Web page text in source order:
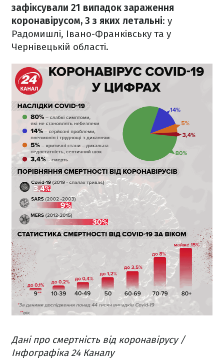
зафіксували 21 випадок зараження
коронавірусом, 3 з яких летальні: у
Радомишлі, Івано-Франківську та у
Чернівецькій області.
Дані про смертність від коронавірусу /
Інфографіка 24 Каналу